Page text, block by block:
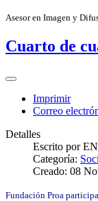
Asesor en Imagen y
Cuarto de
Imprimir
Correo
Detalles
Escrito por
Categoría:
Creado: 08
Fundación Proa